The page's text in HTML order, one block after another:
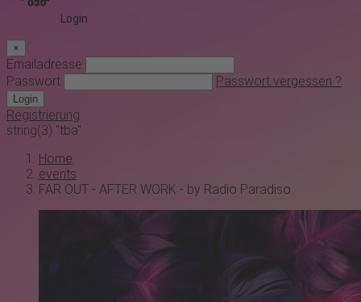
Login
×
Emailadresse
Passwort
Passwort vergessen ?
Login
Registrierung
string(3) "tba"
Home
events
FAR OUT - AFTER WORK - by Radio Paradiso